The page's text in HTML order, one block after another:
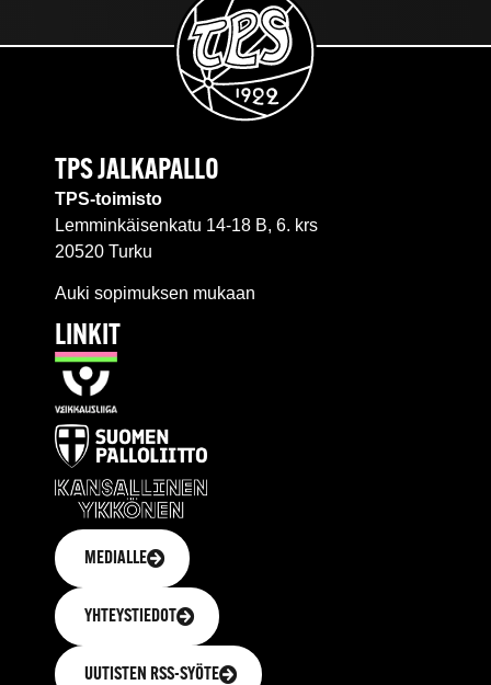
TPS JALKAPALLO
TPS-toimisto
Lemminkäisenkatu 14-18 B, 6. krs
20520 Turku
Auki sopimuksen mukaan
LINKIT
MEDIALLE
YHTEYSTIEDOT
UUTISTEN RSS-SYÖTE